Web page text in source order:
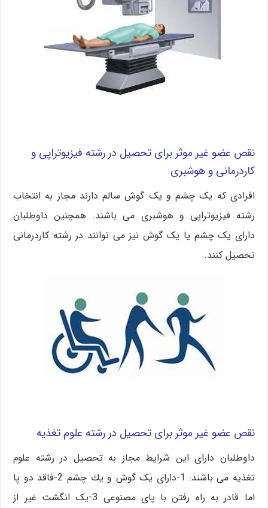
نقص عضو غیر موثر برای تحصیل در رشته فیزیوتراپی و
کاردرمانی و هوشبری
افرادی که یک چشم و یک گوش سالم دارند مجاز به انتخاب
رشته فیزیوتراپی و هوشبری می باشند. همچنین داوطلبان
دارای یک چشم یا یک گوش نیز می توانند در رشته کاردرمانی
تحصیل کنند.
نقص عضو غیر موثر برای تحصیل در رشته علوم تغذیه
داوطلبان دارای این شرایط مجاز به تحصیل در رشته علوم
تغذیه می باشند: 1-دارای يک گوش و يك چشم 2-فاقد دو پا
اما قادر به راه رفتن با پای مصنوعی 3-يک انگشت غير از